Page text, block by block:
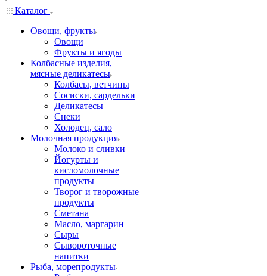
Каталог
Овощи, фрукты
Овощи
Фрукты и ягоды
Колбасные изделия,
мясные деликатесы
Колбасы, ветчины
Сосиски, сардельки
Деликатесы
Снеки
Холодец, сало
Молочная продукция
Молоко и сливки
Йогурты и
кисломолочные
продукты
Творог и творожные
продукты
Сметана
Масло, маргарин
Сыры
Сывороточные
напитки
Рыба, морепродукты